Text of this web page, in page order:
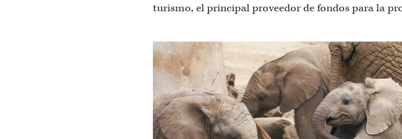
turismo, el principal proveedor de fondos para la